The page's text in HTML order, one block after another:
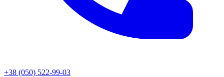
+38 (050) 522-99-03